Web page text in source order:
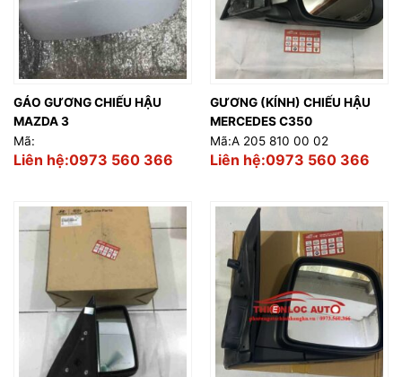
GÁO GƯƠNG CHIẾU HẬU
MAZDA 3
Mã:
Liên hệ:0973 560 366
GƯƠNG (KÍNH) CHIẾU HẬU
MERCEDES C350
Mã:A 205 810 00 02
Liên hệ:0973 560 366